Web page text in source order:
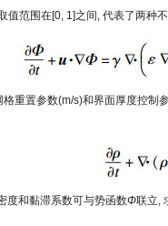
值范围在[0, 1]之间, 代表了两种
格重置参数(m/s)和界面厚度控制
度和黏滞系数可与势函数Φ联立,